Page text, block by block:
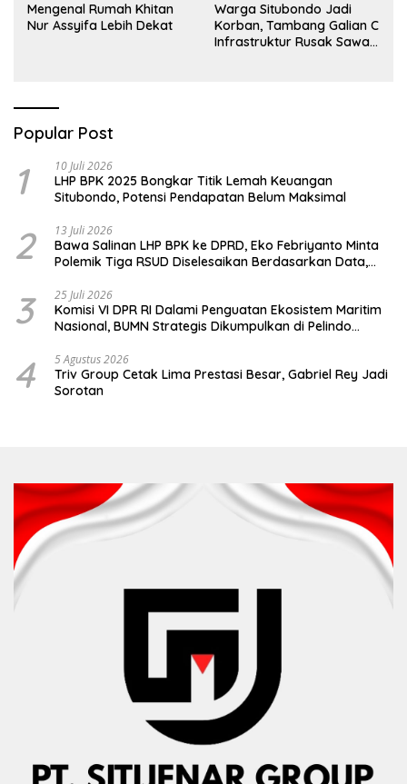
Mengenal Rumah Khitan
Nur Assyifa Lebih Dekat
Warga Situbondo Jadi
Korban, Tambang Galian C
Infrastruktur Rusak Sawah
Popular Post
1 10 Juli 2026
LHP BPK 2025 Bongkar Titik Lemah Keuangan
Situbondo, Potensi Pendapatan Belum Maksimal
2 13 Juli 2026
Bawa Salinan LHP BPK ke DPRD, Eko Febriyanto Minta
Polemik Tiga RSUD Diselesaikan Berdasarkan Data,
3 25 Juli 2026
Komisi VI DPR RI Dalami Penguatan Ekosistem Maritim
Nasional, BUMN Strategis Dikumpulkan di Pelindo
4 5 Agustus 2026
Triv Group Cetak Lima Prestasi Besar, Gabriel Rey Jadi
Sorotan